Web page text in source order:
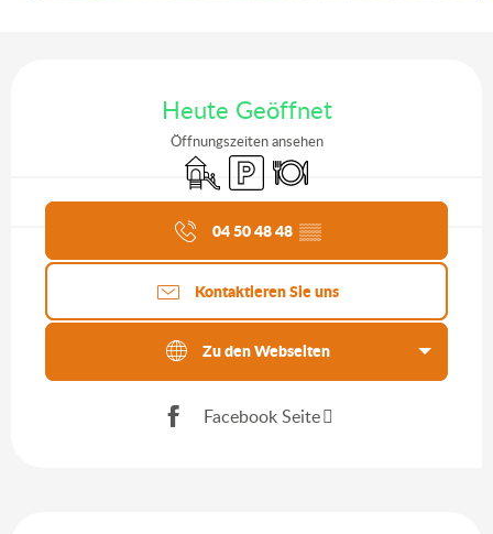
Heute Geöffnet
Öffnungszeiten ansehen
Spiele für Kinder / Spielplatz
ParkplatzRestaurant
Aktuelle Agenda
04 50 48 48 ▒▒
Kontaktieren Sie uns
Zu den Webseiten
Facebook Seite